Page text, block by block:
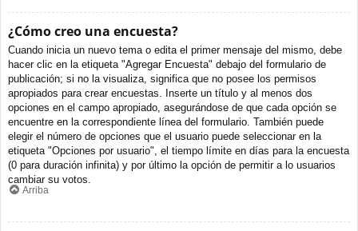
¿Cómo creo una encuesta?
Cuando inicia un nuevo tema o edita el primer mensaje del mismo, debe
hacer clic en la etiqueta "Agregar Encuesta" debajo del formulario de
publicación; si no la visualiza, significa que no posee los permisos
apropiados para crear encuestas. Inserte un título y al menos dos
opciones en el campo apropiado, asegurándose de que cada opción se
encuentre en la correspondiente línea del formulario. También puede
elegir el número de opciones que el usuario puede seleccionar en la
etiqueta "Opciones por usuario", el tiempo límite en días para la encuesta
(0 para duración infinita) y por último la opción de permitir a lo usuarios
cambiar su votos.
Arriba